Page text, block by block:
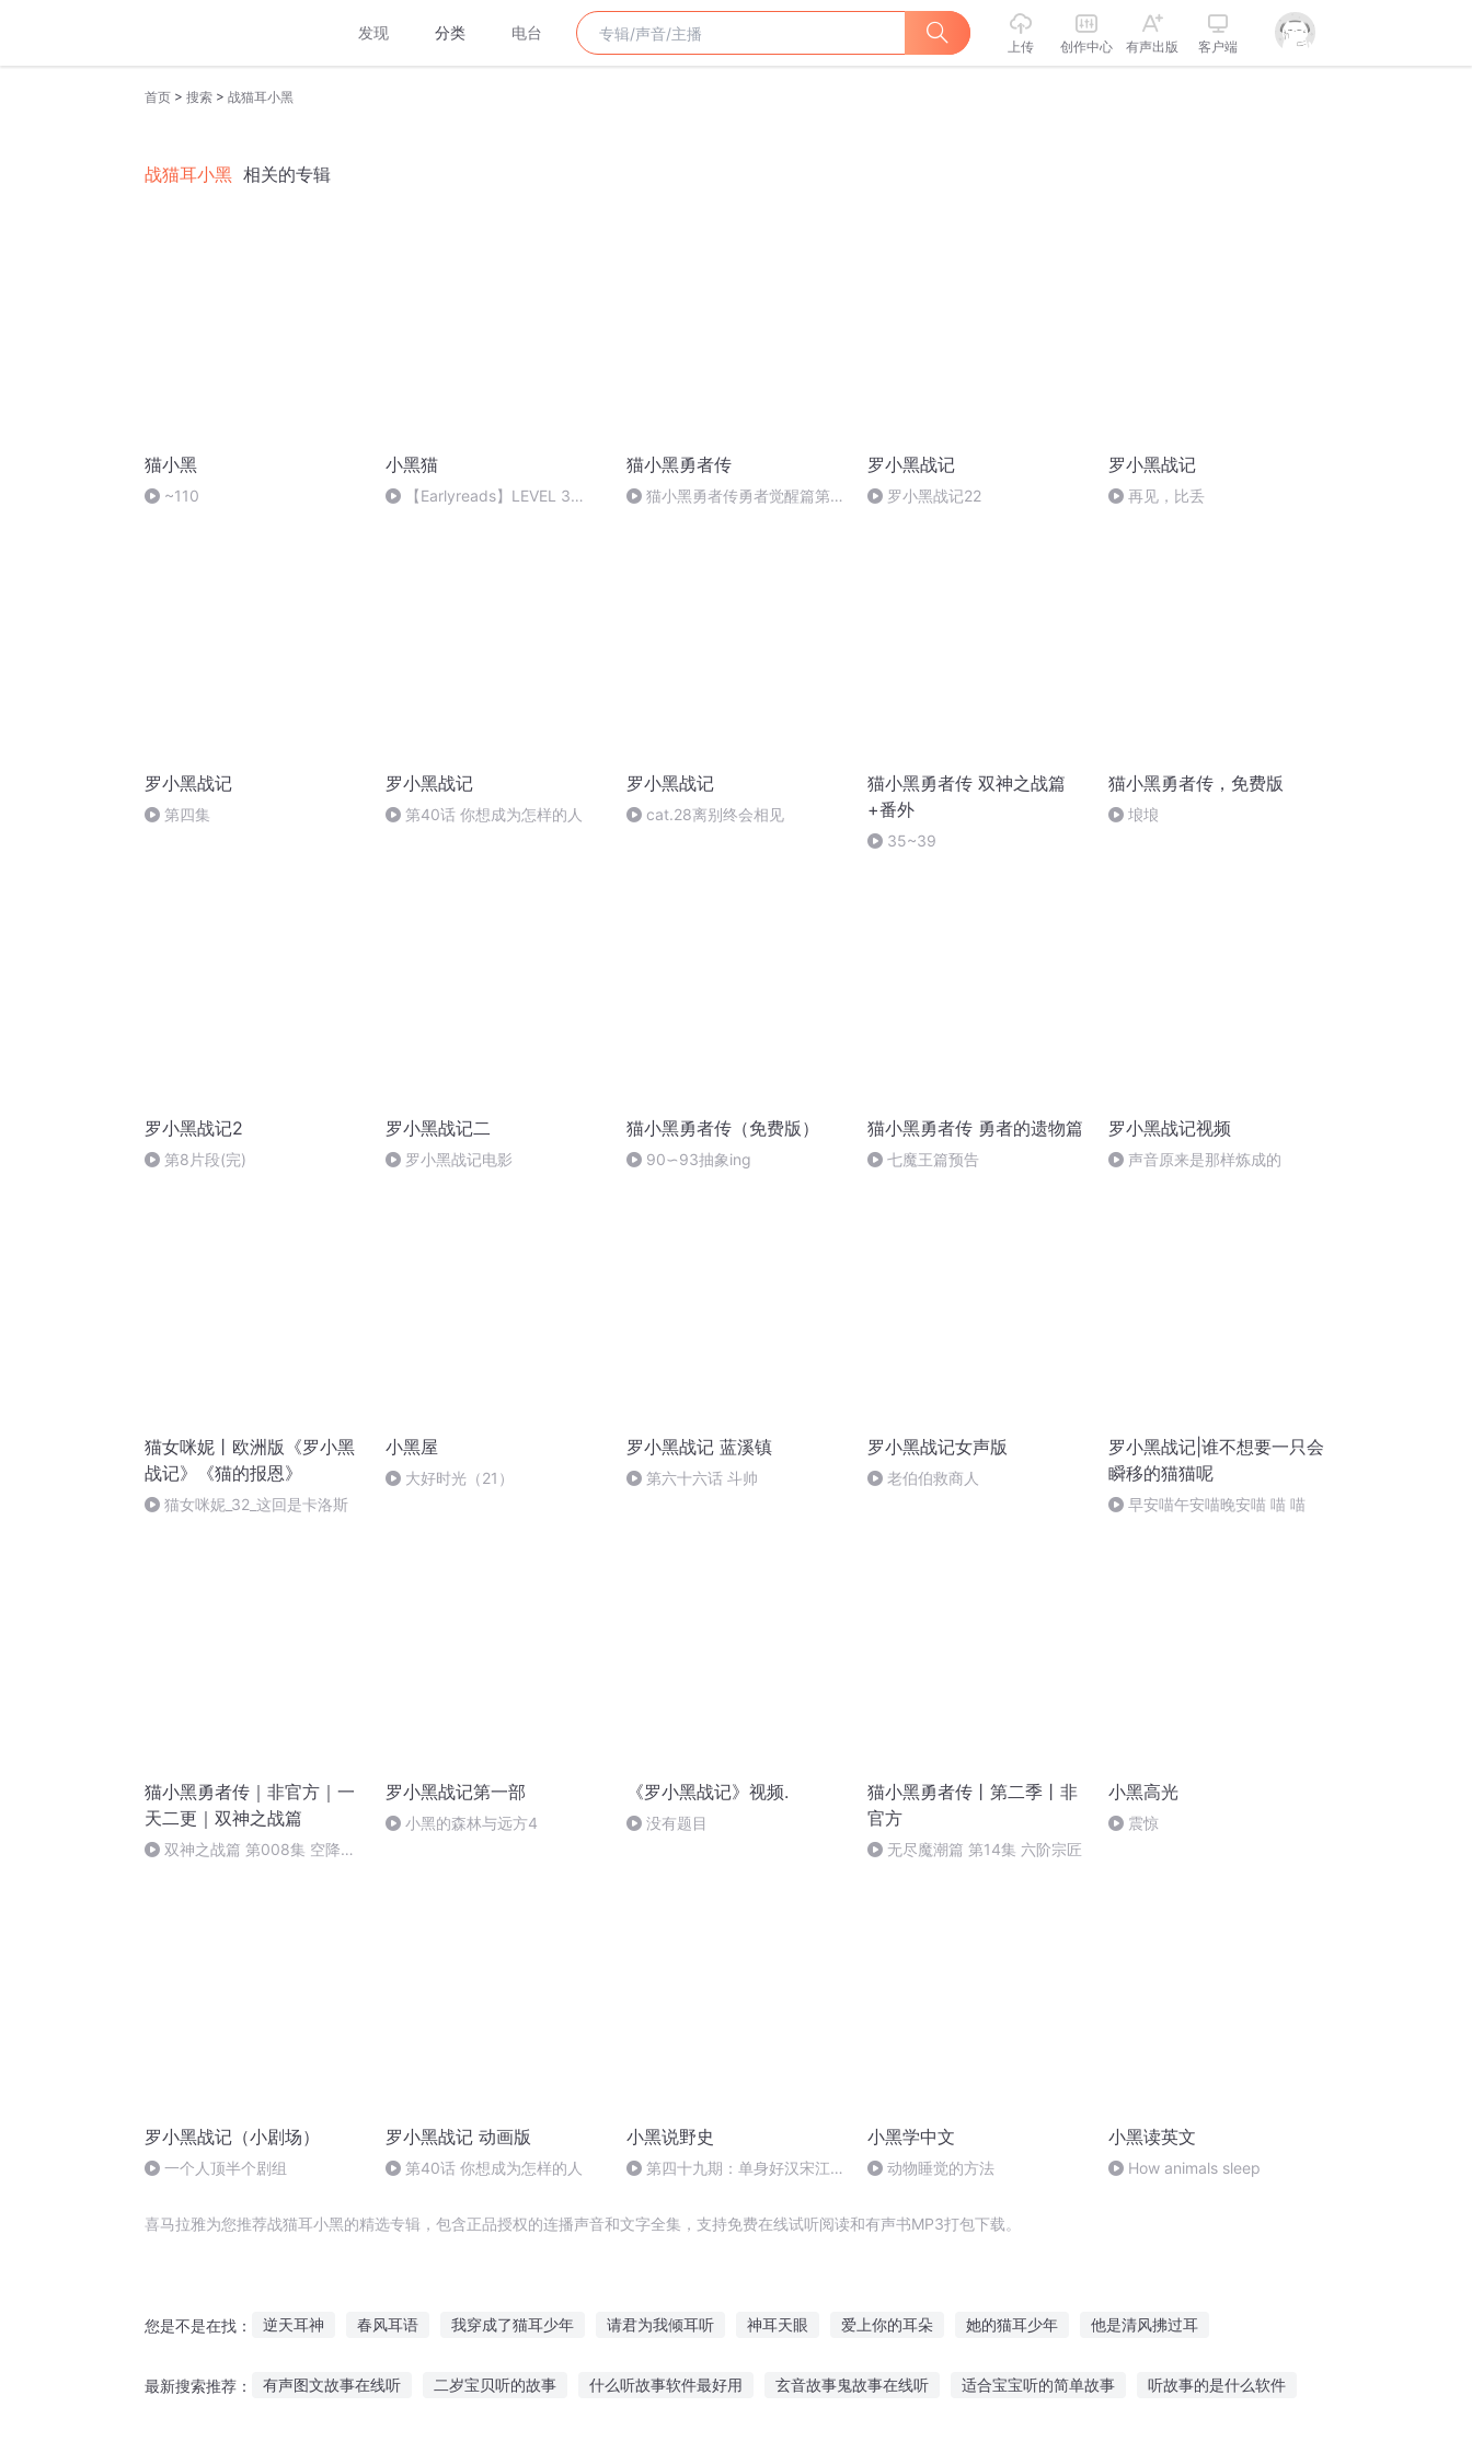
发现 分类 电台
上传 创作中心 有声出版 客户端
首页 > 搜索 > 战猫耳小黑
战猫耳小黑 相关的专辑
猫小黑
~110
小黑猫
【Earlyreads】LEVEL 3
猫小黑勇者传
猫小黑勇者传勇者觉醒篇第
罗小黑战记
罗小黑战记22
罗小黑战记
再见，比丢
罗小黑战记
第四集
罗小黑战记
第40话 你想成为怎样的人
罗小黑战记
cat.28离别终会相见
猫小黑勇者传 双神之战篇
+番外
35~39
猫小黑勇者传，免费版
埌埌
罗小黑战记2
第8片段(完)
罗小黑战记二
罗小黑战记电影
猫小黑勇者传（免费版）
90∽93抽象ing
猫小黑勇者传 勇者的遗物篇
七魔王篇预告
罗小黑战记视频
声音原来是那样炼成的
猫女咪妮丨欧洲版《罗小黑
战记》《猫的报恩》
猫女咪妮_32_这回是卡洛斯
小黑屋
大好时光（21）
罗小黑战记 蓝溪镇
第六十六话 斗帅
罗小黑战记女声版
老伯伯救商人
罗小黑战记|谁不想要一只会
瞬移的猫猫呢
早安喵午安喵晚安喵 喵 喵
猫小黑勇者传｜非官方｜一
天二更｜双神之战篇
双神之战篇 第008集 空降奇
罗小黑战记第一部
小黑的森林与远方4
《罗小黑战记》视频.
没有题目
猫小黑勇者传丨第二季丨非
官方
无尽魔潮篇 第14集 六阶宗匠
小黑高光
震惊
罗小黑战记（小剧场）
一个人顶半个剧组
罗小黑战记 动画版
第40话 你想成为怎样的人
小黑说野史
第四十九期：单身好汉宋江不
小黑学中文
动物睡觉的方法
小黑读英文
How animals sleep
喜马拉雅为您推荐战猫耳小黑的精选专辑，包含正品授权的连播声音和文字全集，支持免费在线试听阅读和有声书MP3打包下载。
您是不是在找： 逆天耳神 春风耳语 我穿成了猫耳少年 请君为我倾耳听 神耳天眼 爱上你的耳朵 她的猫耳少年 他是清风拂过耳
最新搜索推荐： 有声图文故事在线听 二岁宝贝听的故事 什么听故事软件最好用 玄音故事鬼故事在线听 适合宝宝听的简单故事 听故事的是什么软件